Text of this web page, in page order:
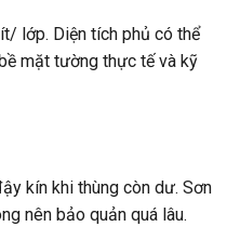
lớp. Diện tích phủ có thể
mặt tường thực tế và kỹ
kín khi thùng còn dư. Sơn
nên bảo quản quá lâu.